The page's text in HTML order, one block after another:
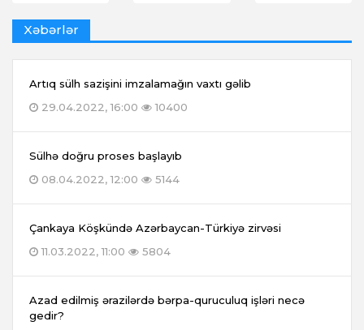
Xəbərlər
Artıq sülh sazişini imzalamağın vaxtı gəlib
29.04.2022, 16:00
10400
Sülhə doğru proses başlayıb
08.04.2022, 12:00
5144
Çankaya Köşkündə Azərbaycan-Türkiyə zirvəsi
11.03.2022, 11:00
5804
Azad edilmiş ərazilərdə bərpa-quruculuq işləri necə
gedir?